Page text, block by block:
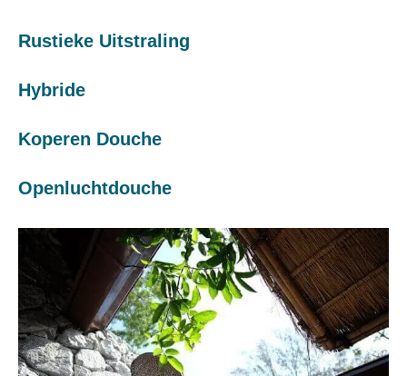
Rustieke Uitstraling
Hybride
Koperen Douche
Openluchtdouche